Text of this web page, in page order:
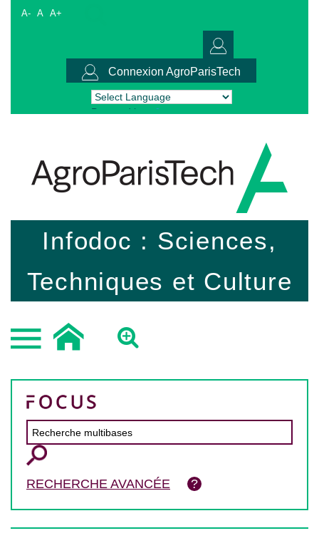
A- A A+
Connexion AgroParisTech
Powered by Translate
Infodoc : Sciences,
Techniques et Culture
RECHERCHE AVANCÉE